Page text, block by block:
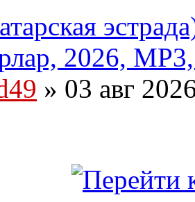
2026,
» 03 авг